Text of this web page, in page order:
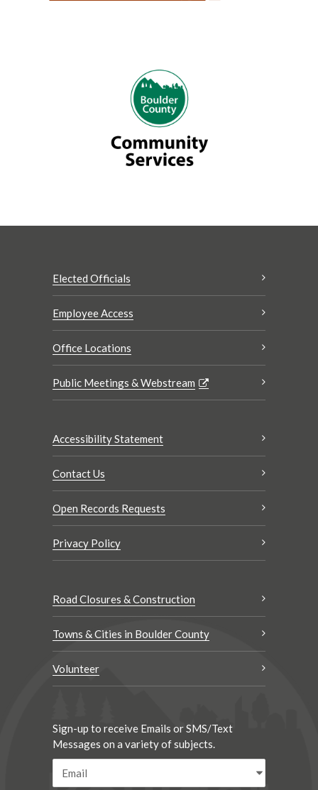
Elected Officials
Employee Access
Office Locations
Public Meetings & Webstream
Accessibility Statement
Contact Us
Open Records Requests
Privacy Policy
Road Closures & Construction
Towns & Cities in Boulder County
Volunteer
Sign-up to receive Emails or SMS/Text
Messages on a variety of subjects.